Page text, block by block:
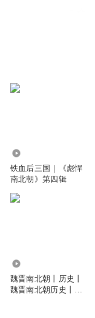
铁血后三国｜《彪悍
南北朝》第四辑
魏晋南北朝丨历史丨
魏晋南北朝历史丨总